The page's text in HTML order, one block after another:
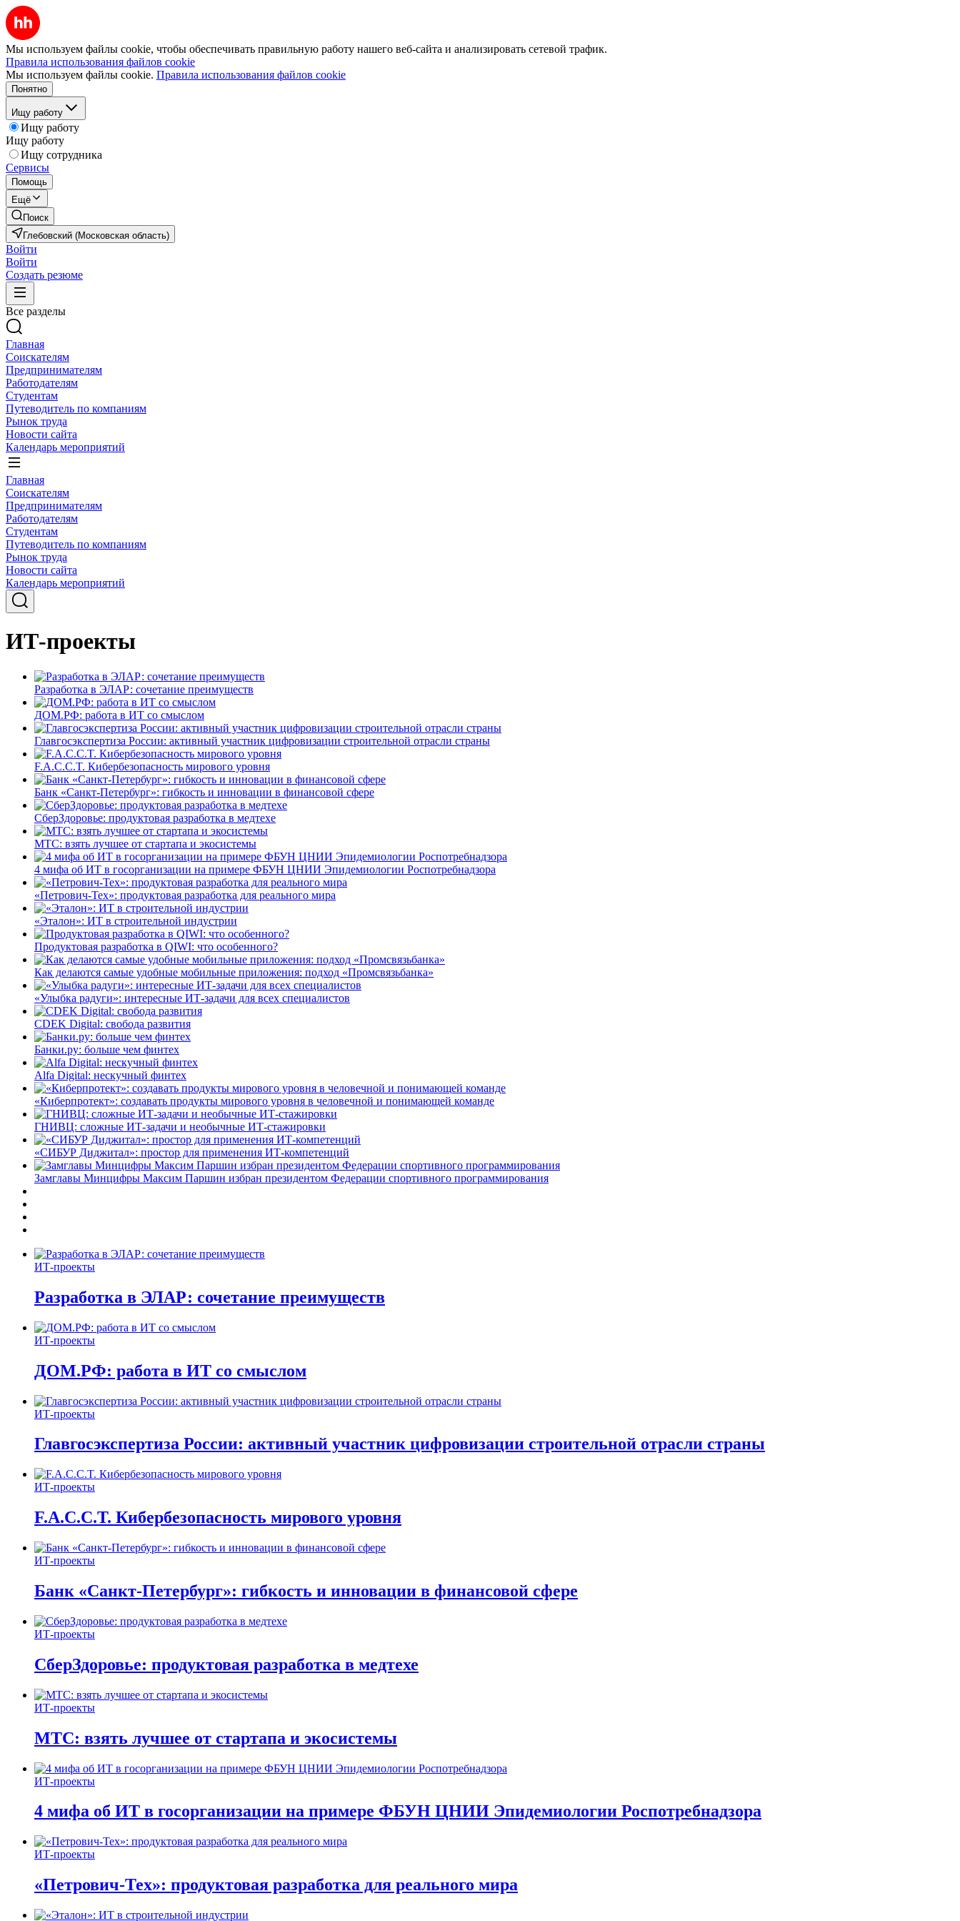
Мы используем файлы cookie, чтобы обеспечивать правильную работу нашего веб-сайта и анализировать сетевой трафик.
Правила использования файлов cookie
Мы используем файлы cookie. Правила использования файлов cookie
Понятно
Ищу работу
Ищу работу
Ищу работу
Ищу сотрудника
Сервисы
Помощь
Ещё
Поиск
Глебовский (Московская область)
Войти
Войти
Создать резюме
Все разделы
Главная
Соискателям
Предпринимателям
Работодателям
Студентам
Путеводитель по компаниям
Рынок труда
Новости сайта
Календарь мероприятий
Главная
Соискателям
Предпринимателям
Работодателям
Студентам
Путеводитель по компаниям
Рынок труда
Новости сайта
Календарь мероприятий
ИТ-проекты
Разработка в ЭЛАР: сочетание преимуществ
ДОМ.РФ: работа в ИТ со смыслом
Главгосэкспертиза России: активный участник цифровизации строительной отрасли страны
F.A.C.C.T. Кибербезопасность мирового уровня
Банк «Санкт-Петербург»: гибкость и инновации в финансовой сфере
СберЗдоровье: продуктовая разработка в медтехе
МТС: взять лучшее от стартапа и экосистемы
4 мифа об ИТ в госорганизации на примере ФБУН ЦНИИ Эпидемиологии Роспотребнадзора
«Петрович-Тех»: продуктовая разработка для реального мира
«Эталон»: ИТ в строительной индустрии
Продуктовая разработка в QIWI: что особенного?
Как делаются самые удобные мобильные приложения: подход «Промсвязьбанка»
«Улыбка радуги»: интересные ИТ-задачи для всех специалистов
CDEK Digital: свобода развития
Банки.ру: больше чем финтех
Alfa Digital: нескучный финтех
«Киберпротект»: создавать продукты мирового уровня в человечной и понимающей команде
ГНИВЦ: сложные ИТ‑задачи и необычные ИТ‑стажировки
«СИБУР Диджитал»: простор для применения ИТ-компетенций
Замглавы Минцифры Максим Паршин избран президентом Федерации спортивного программирования
ИТ-проекты
Разработка в ЭЛАР: сочетание преимуществ
ИТ-проекты
ДОМ.РФ: работа в ИТ со смыслом
ИТ-проекты
Главгосэкспертиза России: активный участник цифровизации строительной отрасли страны
ИТ-проекты
F.A.C.C.T. Кибербезопасность мирового уровня
ИТ-проекты
Банк «Санкт-Петербург»: гибкость и инновации в финансовой сфере
ИТ-проекты
СберЗдоровье: продуктовая разработка в медтехе
ИТ-проекты
МТС: взять лучшее от стартапа и экосистемы
ИТ-проекты
4 мифа об ИТ в госорганизации на примере ФБУН ЦНИИ Эпидемиологии Роспотребнадзора
ИТ-проекты
«Петрович-Тех»: продуктовая разработка для реального мира